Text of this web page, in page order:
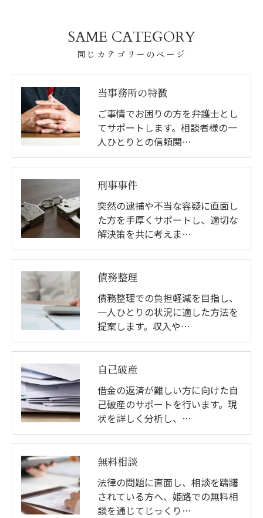
同じカテゴリーのページ
SAME CATEGORY
当事務所の特徴
ご事情でお困りの方を弁護士とし
てサポートします。相談者様の一
人ひとりとの信頼関…
刑事事件
突然の逮捕や不当な容疑に直面し
た方を手厚くサポートし、適切な
解決策を共に考えま…
債務整理
債務整理での負担軽減を目指し、
一人ひとりの状況に適した方法を
提案します。収入や…
自己破産
借金の返済が難しい方に向けた自
己破産のサポートを行います。現
状を詳しく分析し、…
無料相談
法律の問題に直面し、相談を躊躇
されている方へ、姫路での無料相
談を通じてじっくり…